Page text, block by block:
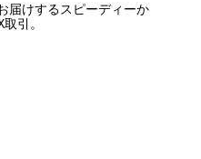
届けするスピーディーか
引。